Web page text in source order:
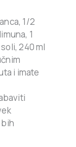
1/2
1
240 ml
i imate